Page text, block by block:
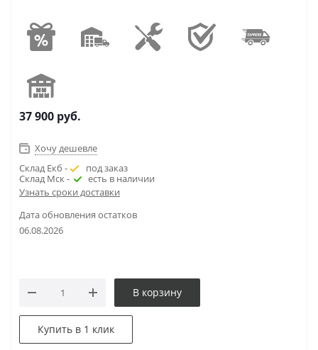
37 900 руб.
Хочу дешевле
Склад Екб -
под заказ
Склад Мск -
есть в наличии
Узнать сроки доставки
Дата обновления остатков
06.08.2026
В корзину
Купить в 1 клик